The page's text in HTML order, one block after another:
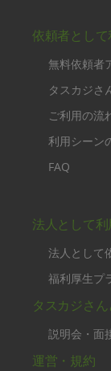
依頼者として
無料依頼者
タスカジさ
ご利用の流
利用シーン
FAQ
法人として利
法人として
福利厚生プ
タスカジさ
説明会・面
運営・規約